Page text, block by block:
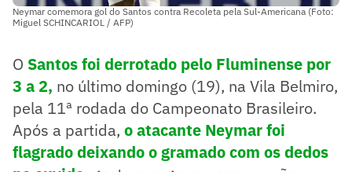
Neymar comemora gol do Santos contra Recoleta pela Sul-Americana (Foto:
Miguel SCHINCARIOL / AFP)
O Santos foi derrotado pelo Fluminense por
3 a 2, no último domingo (19), na Vila Belmiro,
pela 11ª rodada do Campeonato Brasileiro.
Após a partida, o atacante Neymar foi
flagrado deixando o gramado com os dedos